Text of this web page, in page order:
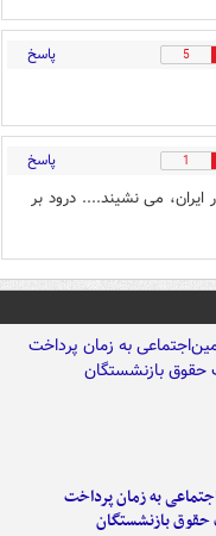
5 پاسخ
1 پاسخ
ایران، می نشیند.... درود بر
به زمان پرداخت
حقوق بازنشستگان